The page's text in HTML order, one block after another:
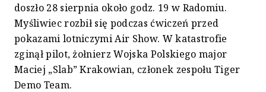
doszło 28 sierpnia około godz. 19 w Radomiu.
Myśliwiec rozbił się podczas ćwiczeń przed
pokazami lotniczymi Air Show. W katastrofie
zginął pilot, żołnierz Wojska Polskiego major
Maciej „Slab” Krakowian, członek zespołu Tiger
Demo Team.